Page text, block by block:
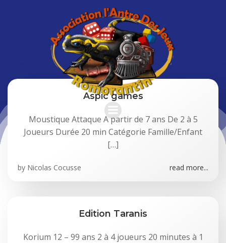
Aller
au
contenu
Aspic games
Moustique Attaque A partir de 7 ans De 2 à 5
Joueurs Durée 20 min Catégorie Famille/Enfant
[…]
by Nicolas Cocusse read more...
Edition Taranis
Korium 12 – 99 ans 2 à 4 joueurs 20 minutes à 1